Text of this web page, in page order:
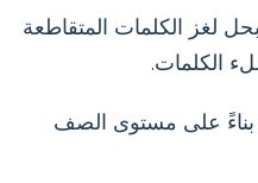
لغز الكلمات المتقاطعة
الكلمات.
على مستوى الصف